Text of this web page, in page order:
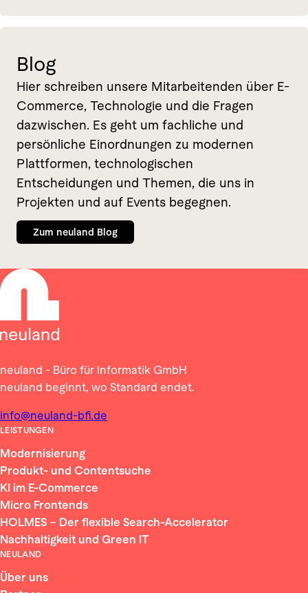
Blog
Hier schreiben unsere Mitarbeitenden über E-
Commerce, Technologie und die Fragen
dazwischen. Es geht um fachliche und
persönliche Einordnungen zu modernen
Plattformen, technologischen
Entscheidungen und Themen, die uns in
Projekten und auf Events begegnen.
Zum neuland Blog
neuland - Büro für Informatik GmbH
neuland beginnt, wo Standard endet.
info@neuland-bfi.de
LEISTUNGEN
Modernisierung
Produkt- und Contentsuche
KI im E-Commerce
Micro Frontends
HOLMES – Der flexible Search-Accelerator
Nachhaltigkeit und Green IT
NEULAND
Über uns